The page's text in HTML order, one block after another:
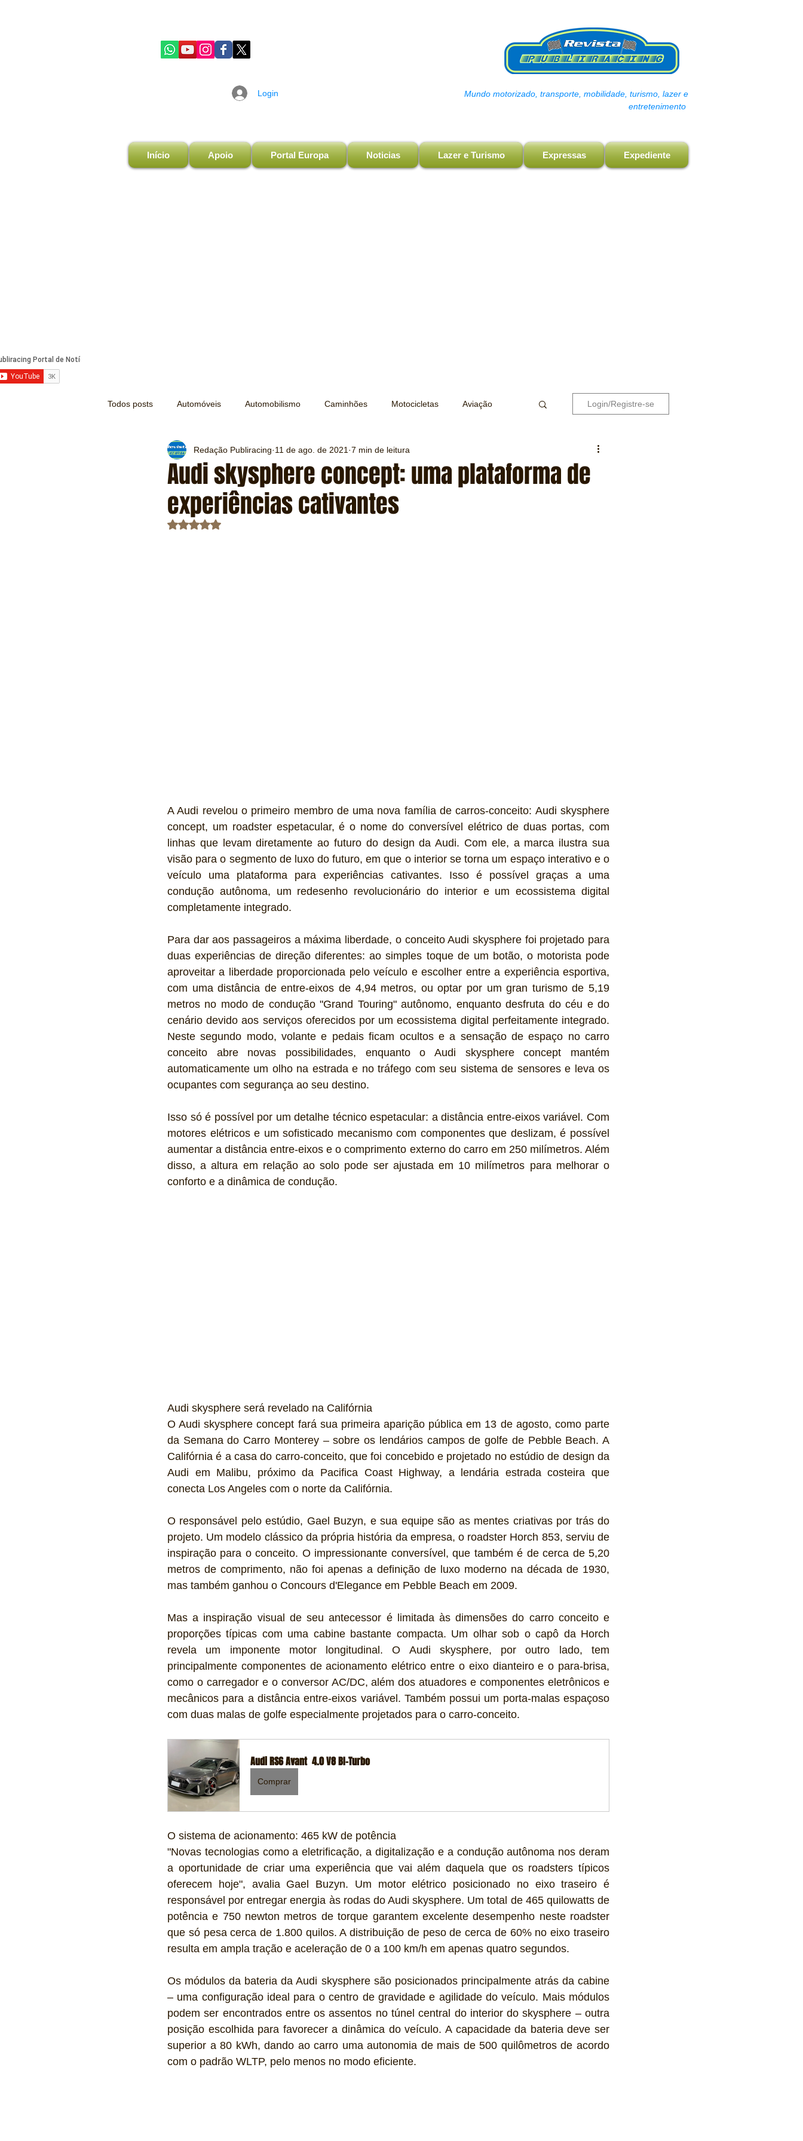
Login
Mundo motorizado, transporte, mobilidade, turismo, lazer e
entretenimento
Início Apoio Portal Europa Noticias Lazer e Turismo Expressas Expediente
Todos posts Automóveis Automobilismo Caminhões Motocicletas Aviação
Turismo Lazer Transporte Trens e Metrô
Mecânica e Peças Segurança Testes e Comparativos
Login/Registre-se
Audi skysphere concept: uma plataforma de
experiências cativantes
Redação Publiracing 11 de ago. de 2021 7 min de leitura
Avaliado com NaN de 5 estrelas.
A Audi revelou o primeiro membro de uma nova família de carros-conceito: Audi skysphere
concept, um roadster espetacular, é o nome do conversível elétrico de duas portas, com
linhas que levam diretamente ao futuro do design da Audi. Com ele, a marca ilustra sua
visão para o segmento de luxo do futuro, em que o interior se torna um espaço interativo e o
veículo uma plataforma para experiências cativantes. Isso é possível graças a uma
condução autônoma, um redesenho revolucionário do interior e um ecossistema digital
completamente integrado.
Para dar aos passageiros a máxima liberdade, o conceito Audi skysphere foi projetado para
duas experiências de direção diferentes: ao simples toque de um botão, o motorista pode
aproveitar a liberdade proporcionada pelo veículo e escolher entre a experiência esportiva,
com uma distância de entre-eixos de 4,94 metros, ou optar por um gran turismo de 5,19
metros no modo de condução "Grand Touring" autônomo, enquanto desfruta do céu e do
cenário devido aos serviços oferecidos por um ecossistema digital perfeitamente integrado.
Neste segundo modo, volante e pedais ficam ocultos e a sensação de espaço no carro
conceito abre novas possibilidades, enquanto o Audi skysphere concept mantém
automaticamente um olho na estrada e no tráfego com seu sistema de sensores e leva os
ocupantes com segurança ao seu destino.
Isso só é possível por um detalhe técnico espetacular: a distância entre-eixos variável. Com
motores elétricos e um sofisticado mecanismo com componentes que deslizam, é possível
aumentar a distância entre-eixos e o comprimento externo do carro em 250 milímetros. Além
disso, a altura em relação ao solo pode ser ajustada em 10 milímetros para melhorar o
conforto e a dinâmica de condução.
Audi skysphere será revelado na Califórnia
O Audi skysphere concept fará sua primeira aparição pública em 13 de agosto, como parte
da Semana do Carro Monterey – sobre os lendários campos de golfe de Pebble Beach. A
Califórnia é a casa do carro-conceito, que foi concebido e projetado no estúdio de design da
Audi em Malibu, próximo da Pacifica Coast Highway, a lendária estrada costeira que
conecta Los Angeles com o norte da Califórnia.
O responsável pelo estúdio, Gael Buzyn, e sua equipe são as mentes criativas por trás do
projeto. Um modelo clássico da própria história da empresa, o roadster Horch 853, serviu de
inspiração para o conceito. O impressionante conversível, que também é de cerca de 5,20
metros de comprimento, não foi apenas a definição de luxo moderno na década de 1930,
mas também ganhou o Concours d'Elegance em Pebble Beach em 2009.
Mas a inspiração visual de seu antecessor é limitada às dimensões do carro conceito e
proporções típicas com uma cabine bastante compacta. Um olhar sob o capô da Horch
revela um imponente motor longitudinal. O Audi skysphere, por outro lado, tem
principalmente componentes de acionamento elétrico entre o eixo dianteiro e o para-brisa,
como o carregador e o conversor AC/DC, além dos atuadores e componentes eletrônicos e
mecânicos para a distância entre-eixos variável. Também possui um porta-malas espaçoso
com duas malas de golfe especialmente projetados para o carro-conceito.
Audi RS6 Avant  4.0 V8 BI-Turbo
Comprar
O sistema de acionamento: 465 kW de potência
"Novas tecnologias como a eletrificação, a digitalização e a condução autônoma nos deram
a oportunidade de criar uma experiência que vai além daquela que os roadsters típicos
oferecem hoje", avalia Gael Buzyn. Um motor elétrico posicionado no eixo traseiro é
responsável por entregar energia às rodas do Audi skysphere. Um total de 465 quilowatts de
potência e 750 newton metros de torque garantem excelente desempenho neste roadster
que só pesa cerca de 1.800 quilos. A distribuição de peso de cerca de 60% no eixo traseiro
resulta em ampla tração e aceleração de 0 a 100 km/h em apenas quatro segundos.
Os módulos da bateria da Audi skysphere são posicionados principalmente atrás da cabine
– uma configuração ideal para o centro de gravidade e agilidade do veículo. Mais módulos
podem ser encontrados entre os assentos no túnel central do interior do skysphere – outra
posição escolhida para favorecer a dinâmica do veículo. A capacidade da bateria deve ser
superior a 80 kWh, dando ao carro uma autonomia de mais de 500 quilômetros de acordo
com o padrão WLTP, pelo menos no modo eficiente.